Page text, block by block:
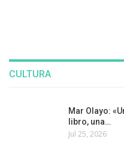
CULTURA
Mar Olayo:
libro, una…
Jul 25, 2026